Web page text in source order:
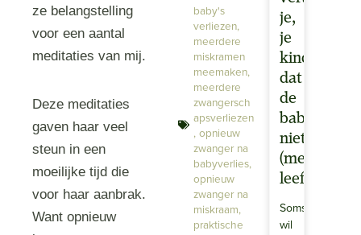
ze belangstelling
voor een aantal
meditaties van mij.
Deze meditaties
gaven haar veel
steun in een
moeilijke tijd die
voor haar aanbrak.
Want opnieuw
baby's
verliezen,
meerdere
miskramen
meemaken,
meerdere
zwangersch
apsverliezen
, opnieuw
zwanger na
babyverlies,
opnieuw
zwanger na
miskraam,
praktische
je,
je
kind
dat
de
baby
niet
(meer)
leeft?
Soms
wil